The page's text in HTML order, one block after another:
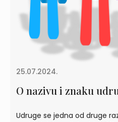
25.07.2024.
O nazivu i znaku
Udruge se jedna od druge